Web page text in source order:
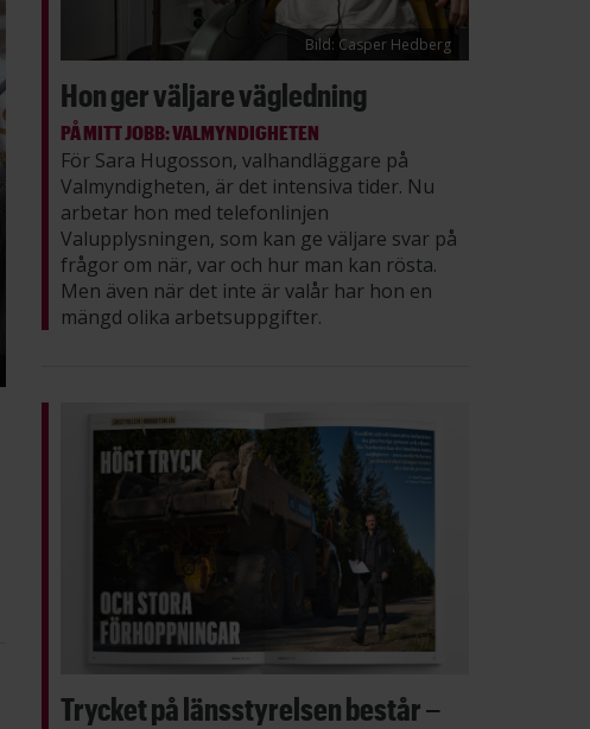
Bild: Casper Hedberg
Hon ger väljare vägledning
PÅ MITT JOBB: VALMYNDIGHETEN
För Sara Hugosson, valhandläggare på
Valmyndigheten, är det intensiva tider. Nu
arbetar hon med telefonlinjen
Valupplysningen, som kan ge väljare svar på
frågor om när, var och hur man kan rösta.
Men även när det inte är valår har hon en
mängd olika arbetsuppgifter.
Trycket på länsstyrelsen består –